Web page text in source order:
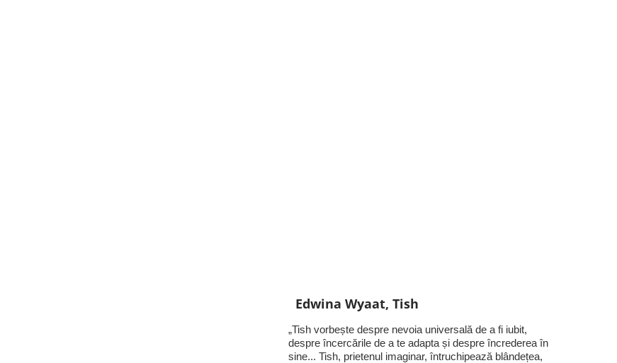
Edwina Wyaat, Tish
„Tish vorbește despre nevoia universală de a fi iubit,
despre încercările de a te adapta și despre încrederea în
sine... Tish, prietenul imaginar, întruchipează blândețea,